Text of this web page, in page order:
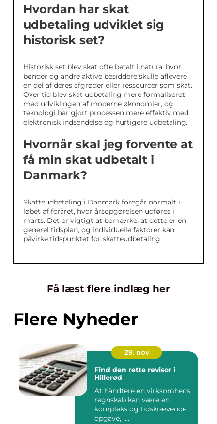
Hvordan har skat
udbetaling udviklet sig
historisk set?
Historisk set blev skat ofte betalt i natura, hvor
bønder og andre aktive besiddere skulle aflevere
en del af deres afgrøder eller ressourcer som skat.
Over tid blev skat udbetaling mere formaliseret
med udviklingen af moderne økonomier, og
teknologi har gjort processen mere effektiv med
elektronisk indsendelse og hurtigere udbetaling.
Hvornår skal jeg forvente at
få min skat udbetalt i
Danmark?
Skatteudbetaling i Danmark foregår normalt i
løbet af foråret, hvor årsopgørelsen udføres i
marts. Det er vigtigt at bemærke, at dette er en
generel tidsplan, og individuelle faktorer kan
påvirke tidspunktet for skatteudbetaling.
Få læst flere indlæg her
Flere Nyheder
29. nov
Find den rette revisor i
Hillerød
At håndtere en virksomheds
regnskab kan være en
kompleks og tidskrævende
opgave, i...